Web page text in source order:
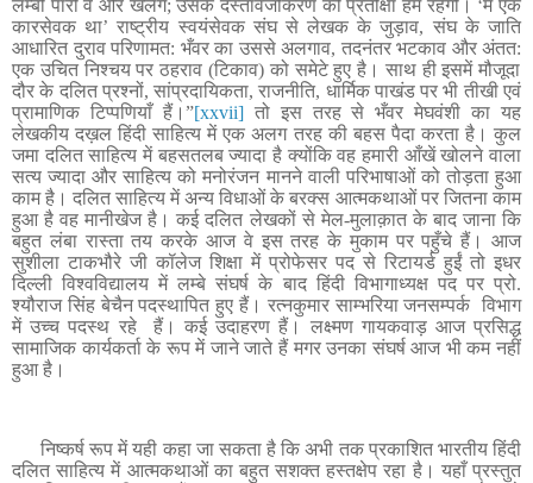
लम्बी पारी वे और खेलेंगे; उसके दस्तावेजीकरण की प्रतीक्षा हमें रहेगी। ‘मैं एक
कारसेवक था’ राष्ट्रीय स्वयंसेवक संघ से लेखक के जुड़ाव, संघ के जाति
आधारित दुराव परिणामत: भँवर का उससे अलगाव, तदनंतर भटकाव और अंतत:
एक उचित निश्चय पर ठहराव (टिकाव) को समेटे हुए है। साथ ही इसमें मौजूदा
दौर के दलित प्रश्नों, सांप्रदायिकता, राजनीति, धार्मिक पाखंड पर भी तीखी एवं
प्रामाणिक टिप्पणियाँ हैं।”[xxvii]तो इस तरह से भँवर मेघवंशी का यह
लेखकीय दख़ल हिंदी साहित्य में एक अलग तरह की बहस पैदा करता है। कुल
जमा दलित साहित्य में बहसतलब ज्यादा है क्योंकि वह हमारी आँखें खोलने वाला
सत्य ज्यादा और साहित्य को मनोरंजन मानने वाली परिभाषाओं को तोड़ता हुआ
काम है। दलित साहित्य में अन्य विधाओं के बरक्स आत्मकथाओं पर जितना काम
हुआ है वह मानीखेज है। कई दलित लेखकों से मेल-मुलाक़ात के बाद जाना कि
बहुत लंबा रास्ता तय करके आज वे इस तरह के मुकाम पर पहुँचे हैं। आज
सुशीला टाकभौरे जी कॉलेज शिक्षा में प्रोफेसर पद से रिटायर्ड हुईं तो इधर
दिल्ली विश्वविद्यालय में लम्बे संघर्ष के बाद हिंदी विभागाध्यक्ष पद पर प्रो.
श्यौराज सिंह बेचैन पदस्थापित हुए हैं। रत्नकुमार साम्भरिया जनसम्पर्क विभाग
में उच्च पदस्थ रहे हैं। कई उदाहरण हैं। लक्ष्मण गायकवाड़ आज प्रसिद्ध
सामाजिक कार्यकर्ता के रूप में जाने जाते हैं मगर उनका संघर्ष आज भी कम नहीं
हुआ है।
निष्कर्ष रूप में यही कहा जा सकता है कि अभी तक प्रकाशित भारतीय हिंदी
दलित साहित्य में आत्मकथाओं का बहुत सशक्त हस्तक्षेप रहा है। यहाँ प्रस्तुत